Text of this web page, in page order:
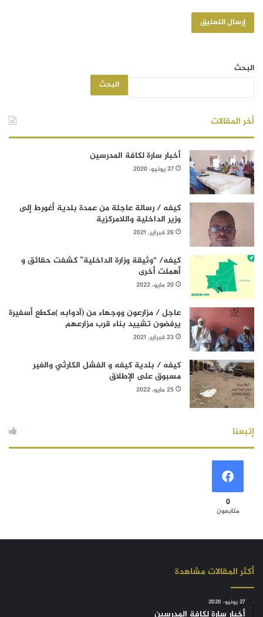
البحث
البحث
أخر المقالات
أخبار سارة لكافة المدرسين
27 يونيو، 2020
كيفه / رسالة عاجلة من عمدة بلدية أغورط إلى
وزير الداخلية واللامركزية
26 فبراير، 2021
كيفه/ “وثيقة وزارة الداخلية” كشفت حقائق و
أهملت أخرى
20 مايو، 2022
عاجل / مزارعون ووجهاء من (آدوابه )مكطع أسفيرة
يرفضون تشييد بناء قرب مزارعهم
23 فبراير، 2021
كيفه / بلدية كيفه و الفشل الكارثي والغير
مسبوق على الإطلاق
25 مايو، 2022
إتبعنا
0
متابعون
أكثر المقالات مشاهدة
27 يونيو، 2020